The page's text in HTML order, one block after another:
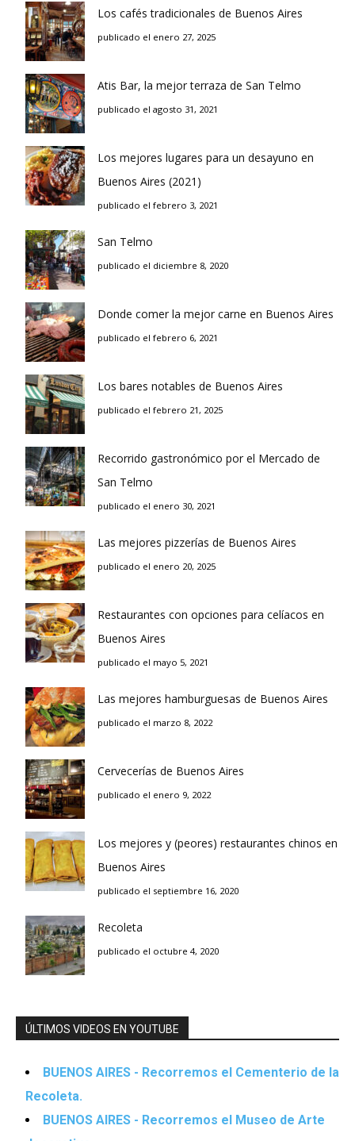
Los cafés tradicionales de Buenos Aires
publicado el enero 27, 2025
Atis Bar, la mejor terraza de San Telmo
publicado el agosto 31, 2021
Los mejores lugares para un desayuno en
Buenos Aires (2021)
publicado el febrero 3, 2021
San Telmo
publicado el diciembre 8, 2020
Donde comer la mejor carne en Buenos Aires
publicado el febrero 6, 2021
Los bares notables de Buenos Aires
publicado el febrero 21, 2025
Recorrido gastronómico por el Mercado de
San Telmo
publicado el enero 30, 2021
Las mejores pizzerías de Buenos Aires
publicado el enero 20, 2025
Restaurantes con opciones para celíacos en
Buenos Aires
publicado el mayo 5, 2021
Las mejores hamburguesas de Buenos Aires
publicado el marzo 8, 2022
Cervecerías de Buenos Aires
publicado el enero 9, 2022
Los mejores y (peores) restaurantes chinos en
Buenos Aires
publicado el septiembre 16, 2020
Recoleta
publicado el octubre 4, 2020
ÚLTIMOS VIDEOS EN YOUTUBE
BUENOS AIRES - Recorremos el Cementerio de la
Recoleta.
BUENOS AIRES - Recorremos el Museo de Arte